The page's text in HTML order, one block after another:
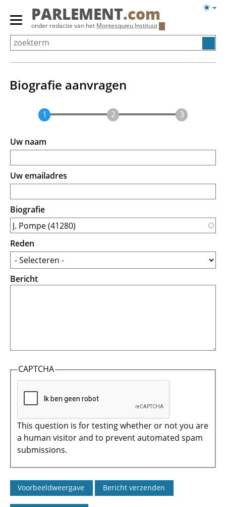
Overslaan
Primair
menu
tonen/verbergen
PARLEMENT.com
onder redactie van het Montesquieu Instituut
Biografie aanvragen
Uw naam
Uw emailadres
Biografie
Reden
Bericht
CAPTCHA
This question is for testing whether or not you are
a human visitor and to prevent automated spam
submissions.